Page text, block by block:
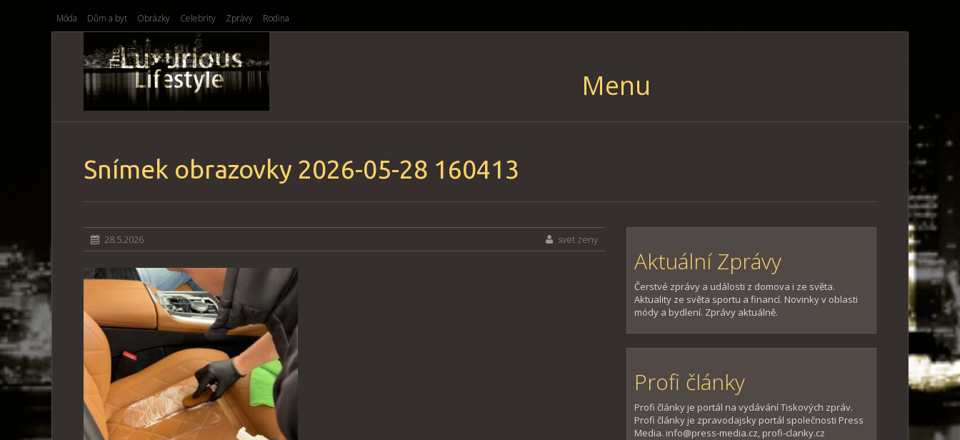
Móda Dům a byt Obrázky Celebrity Zprávy Rodina
Menu
Snímek obrazovky 2026-05-28 160413
28.5.2026 svet zeny
Aktuální Zprávy
Čerstvé zprávy a události z domova i ze světa.
Aktuality ze světa sportu a financí. Novinky v oblasti
módy a bydlení. Zprávy aktuálně.
Profi články
Profi články je portál na vydávání Tiskových zpráv.
Profi články je zpravodajsky portál společnosti Press
Media. info@press-media.cz, profi-clanky.cz